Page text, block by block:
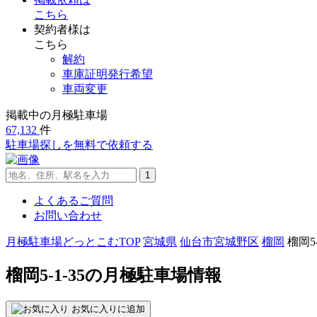
こちら
契約者様は
こちら
解約
車庫証明発行希望
車両変更
掲載中の月極駐車場
67,132 件
駐車場探し を無料で依頼する
よくあるご質問
お問い合わせ
月極駐車場どっとこむTOP 宮城県 仙台市宮城野区 榴岡 榴岡
榴岡5-1-35の月極駐車場情報
お気に入りに追加